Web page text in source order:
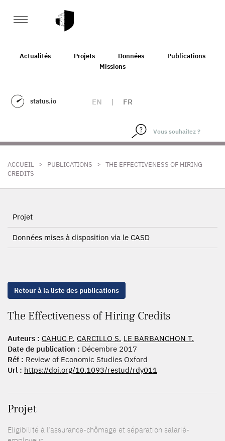
Actualités Projets Données
Publications
Missions
status.io EN | FR
ACCUEIL > PUBLICATIONS > THE EFFECTIVENESS OF HIRING
CREDITS
Projet
Données mises à disposition via le CASD
Retour à la liste des publications
The Effectiveness of Hiring Credits
Auteurs : CAHUC P. CARCILLO S. LE BARBANCHON T.
Date de publication : Décembre 2017
Réf : Review of Economic Studies Oxford
Url : https://doi.org/10.1093/restud/rdy011
Projet
Eligibilité à l’assurance-chômage et séparation salarié-